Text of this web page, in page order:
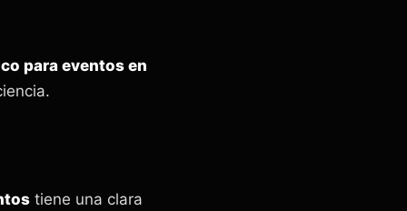
para eventos en
tiene una clara